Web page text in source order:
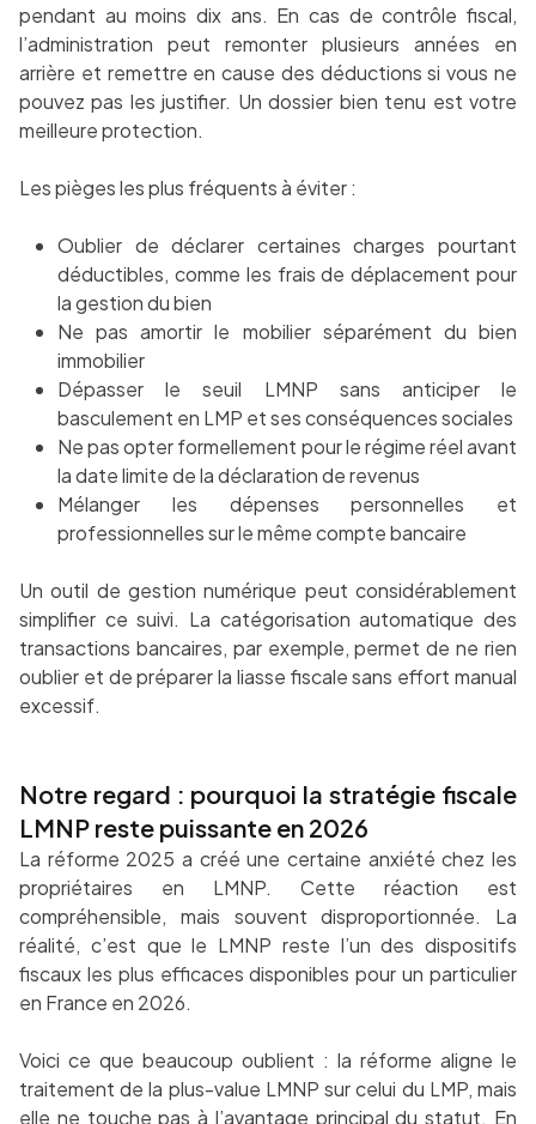
pendant au moins dix ans. En cas de contrôle fiscal,
l’administration peut remonter plusieurs années en
arrière et remettre en cause des déductions si vous ne
pouvez pas les justifier. Un dossier bien tenu est votre
meilleure protection.
Les pièges les plus fréquents à éviter :
Oublier de déclarer certaines charges pourtant
déductibles, comme les frais de déplacement pour
la gestion du bien
Ne pas amortir le mobilier séparément du bien
immobilier
Dépasser le seuil LMNP sans anticiper le
basculement en LMP et ses conséquences sociales
Ne pas opter formellement pour le régime réel avant
la date limite de la déclaration de revenus
Mélanger les dépenses personnelles et
professionnelles sur le même compte bancaire
Un outil de gestion numérique peut considérablement
simplifier ce suivi. La catégorisation automatique des
transactions bancaires, par exemple, permet de ne rien
oublier et de préparer la liasse fiscale sans effort manual
excessif.
Notre regard : pourquoi la stratégie fiscale
LMNP reste puissante en 2026
La réforme 2025 a créé une certaine anxiété chez les
propriétaires en LMNP. Cette réaction est
compréhensible, mais souvent disproportionnée. La
réalité, c’est que le LMNP reste l’un des dispositifs
fiscaux les plus efficaces disponibles pour un particulier
en France en 2026.
Voici ce que beaucoup oublient : la réforme aligne le
traitement de la plus-value LMNP sur celui du LMP, mais
elle ne touche pas à l’avantage principal du statut. En